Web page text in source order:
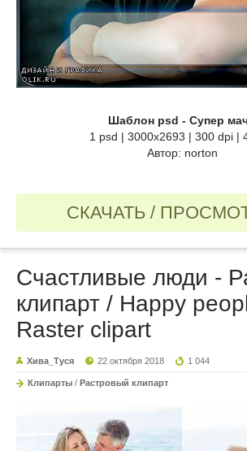
Шаблон psd - Супер
1 psd | 3000x2693 | 300 dpi |
Автор: norton
СКАЧАТЬ /
Счастливые люди -
клипарт / Happy
Raster clipart
Хива_Туся 22 октября 2018 1 044
Клипарты / Растровый клипарт